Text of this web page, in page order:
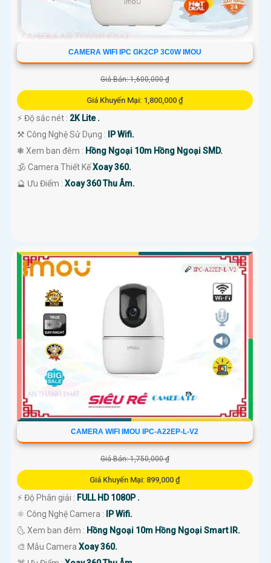
CAMERA WIFI IPC GK2CP 3C0W IMOU
Giá Bán: 1,600,000 ₫
Giá Khuyến Mại: 1,800,000 ₫
️⚡ Độ sắc nét : 2K Lite .
⚒ Công Nghệ Sử Dụng :
IP Wifi.
❃ Xem ban đêm : Hồng Ngoại 10m Hồng Ngoại SMD.
🕉️ Camera Thiết KếXoay 360.
️🔮 Ưu Điểm : Xoay 360 Thu Âm.
CAMERA WIFI IMOU IPC-A22EP-L-V2
Giá Bán: 1,750,000 ₫
Giá Khuyến Mại: 899,000 ₫
️⚡ Độ Phân giải : FULL HD 1080P .
⚛️ Công Nghệ Camera :
IP Wifi.
🌜 Xem ban đêm : Hồng Ngoại 10m Hồng Ngoại Smart IR.
🎨 Mẫu Camera Xoay 360.